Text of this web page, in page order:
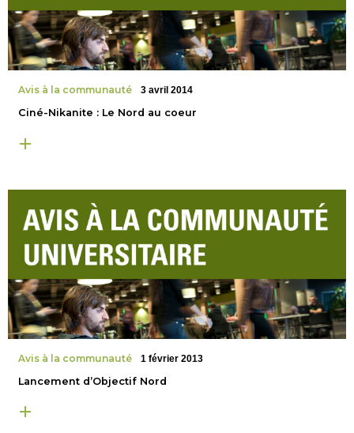
Avis à la communauté 3 avril 2014
Ciné-Nikanite : Le Nord au coeur
Avis à la communauté 1 février 2013
Lancement d’Objectif Nord